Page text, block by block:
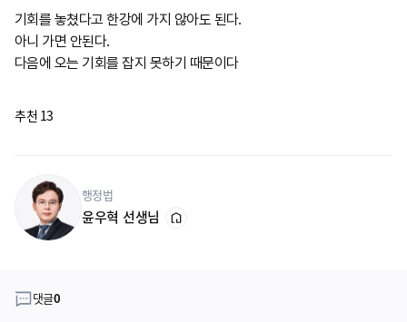
기회를 놓쳤다고 한강에 가지 않아도 된다.
아니 가면 안된다.
다음에 오는 기회를 잡지 못하기 때문이다
추천 13
행정법
윤우혁 선생님
게시판 댓글
댓글0